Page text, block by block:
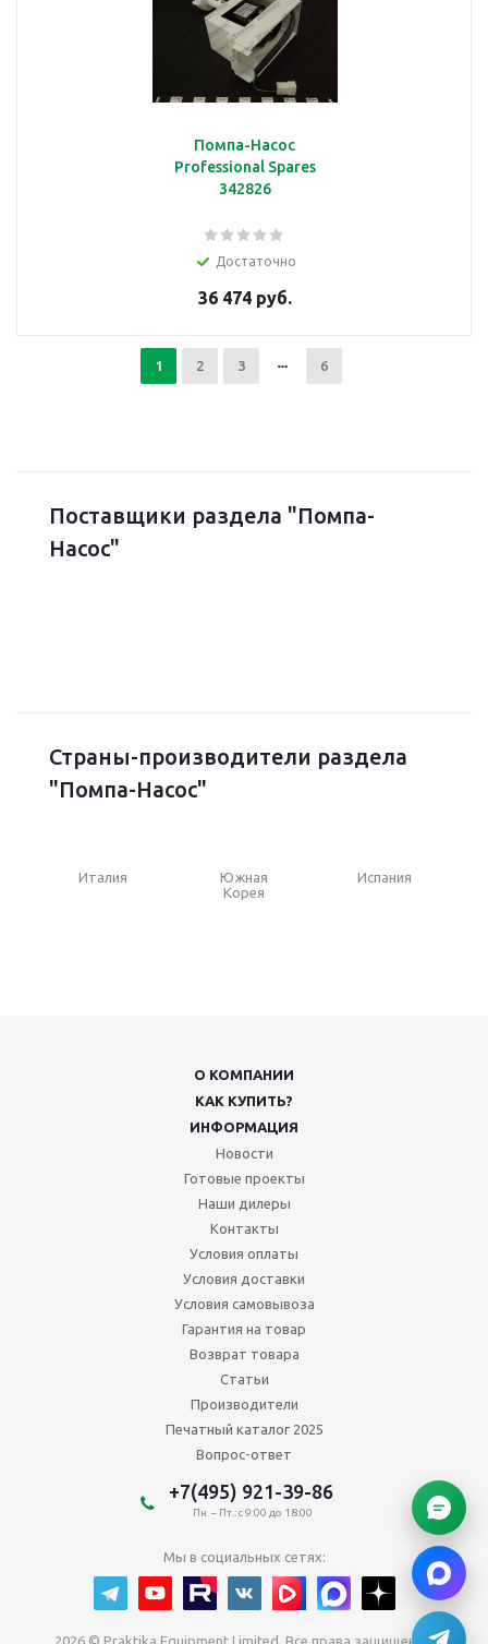
Помпа-Насос
Professional Spares
342826
Достаточно
36 474 руб.
1 2 3 6
Поставщики раздела "Помпа-
Насос"
Страны-производители раздела
"Помпа-Насос"
Италия
Южная
Корея
Испания
О КОМПАНИИ
КАК КУПИТЬ?
ИНФОРМАЦИЯ
Новости
Готовые проекты
Наши дилеры
Контакты
Условия оплаты
Условия доставки
Условия самовывоза
Гарантия на товар
Возврат товара
Статьи
Производители
Печатный каталог 2025
Вопрос-ответ
+7(495) 921-39-86
Пн. – Пт.: с 9:00 до 18:00
Мы в социальных сетях:
2026 © Praktika Equipment Limited. Все права защищены.